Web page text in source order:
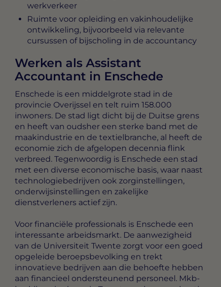
werkverkeer
Ruimte voor opleiding en vakinhoudelijke
ontwikkeling, bijvoorbeeld via relevante
cursussen of bijscholing in de accountancy
Werken als Assistant
Accountant in Enschede
Enschede is een middelgrote stad in de
provincie Overijssel en telt ruim 158.000
inwoners. De stad ligt dicht bij de Duitse grens
en heeft van oudsher een sterke band met de
maakindustrie en de textielbranche, al heeft de
economie zich de afgelopen decennia flink
verbreed. Tegenwoordig is Enschede een stad
met een diverse economische basis, waar naast
technologiebedrijven ook zorginstellingen,
onderwijsinstellingen en zakelijke
dienstverleners actief zijn.
Voor financiële professionals is Enschede een
interessante arbeidsmarkt. De aanwezigheid
van de Universiteit Twente zorgt voor een goed
opgeleide beroepsbevolking en trekt
innovatieve bedrijven aan die behoefte hebben
aan financieel ondersteunend personeel. Mkb-